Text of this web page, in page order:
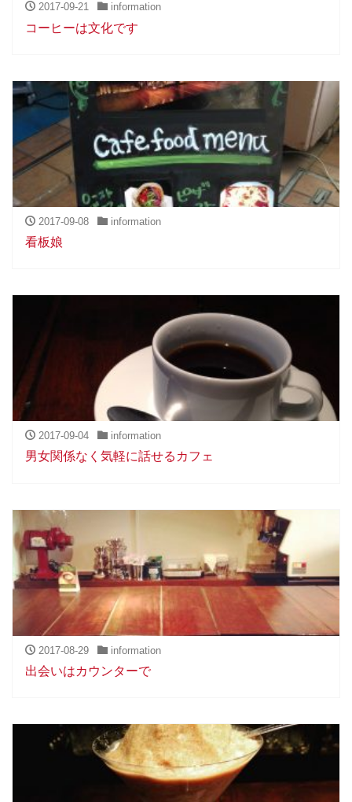
2017-09-21 information
コーヒーは文化です
2017-09-08 information
看板娘
2017-09-04 information
男女関係なく気軽に話せるカフェ
2017-08-29 information
出会いはカウンターで